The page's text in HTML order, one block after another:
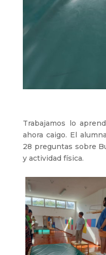
Trabajamos lo
ahora caigo. El
28 preguntas sobre
y actividad física.